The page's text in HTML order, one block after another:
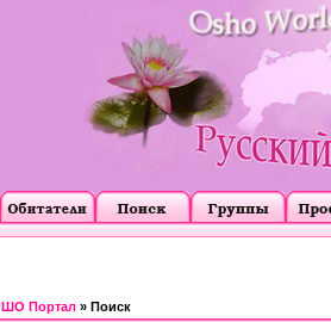
Портал » Поиск